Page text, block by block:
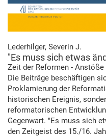
Lederhilger, Severin J.
"Es muss sich etwas
Zeit der Reformen -
Die Beiträge beschäftigen
Proklamierung der
historischen Ereignis,
reformatorischen
Gegenwart. "Es muss sich
den Zeitgeist des 15./16.